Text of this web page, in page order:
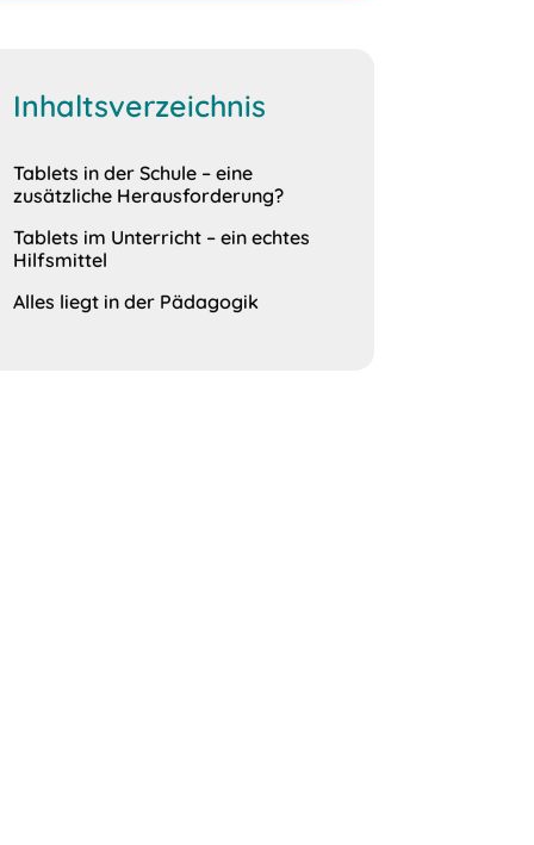
Inhaltsverzeichnis
Tablets in der Schule – eine
zusätzliche Herausforderung?
Tablets im Unterricht – ein echtes
Hilfsmittel
Alles liegt in der Pädagogik